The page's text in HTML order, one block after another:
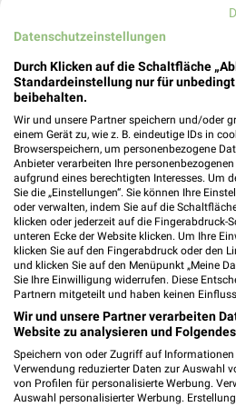
12,6 km
Angebote ab 17.08.
Gültig ab Mo. 17.08.
METRO
Datenschutzeinstellungen
Durch Klicken auf die Schaltfläche
Standardeinstellung nur für
beibehalten.
Wir und unsere Partner speichern und/oder
einem Gerät zu, wie z. B. eindeutige IDs in
Browserspeichern, um personenbezogene
Anbieter verarbeiten Ihre
aufgrund eines berechtigten Interesses. Um
Sie die „Einstellungen“. Sie können Ihre
oder verwalten, indem Sie auf die
klicken oder jederzeit auf die Fingerabdruck-
unteren Ecke der Website klicken. Um Ihre
klicken Sie auf den Fingerabdruck oder den
und klicken Sie auf den Menüpunkt „Meine
Sie Ihre Einwilligung widerrufen. Diese
Partnern mitgeteilt und haben keinen
Wir und unsere Partner verarbeiten
Website zu analysieren und
Speichern von oder Zugriff auf
Verwendung reduzierter Daten zur Auswahl
von Profilen für personalisierte Werbung.
Auswahl personalisierter Werbung.